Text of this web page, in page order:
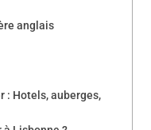
anglais
: Hotels, auberges,